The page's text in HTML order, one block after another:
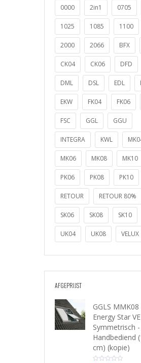
0000 2in1 0705
1025 1085 1100
2000 2066 BFX
CK04 CK06 DFD
DML DSL EDL
EKW FK04 FK06
FSC GGL GGU
INTEGRA KWL
MK06 MK08 MK10
PK06 PK08 PK10
RETOUR RETOUR 80%
SK06 SK08 SK10
UK04 UK08 VELUX
AFGEPRIJST
GGLS MMK08
Energy Star
Symmetrisch -
Handbediend
cm) (kopie)